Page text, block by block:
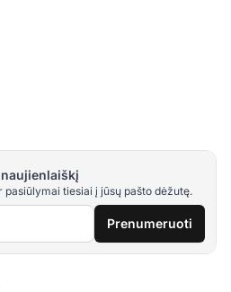
pasiūlymai tiesiai į jūsų pašto dėžutę.
Prenumeruoti